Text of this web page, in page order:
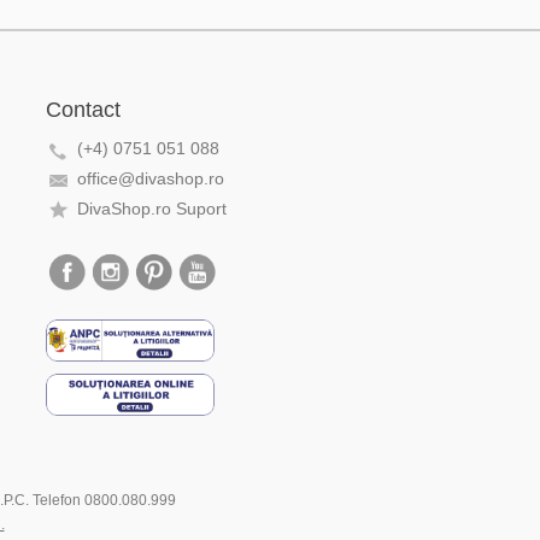
Contact
(+4) 0751 051 088
office@divashop.ro
DivaShop.ro Suport
Telefon 0800.080.999